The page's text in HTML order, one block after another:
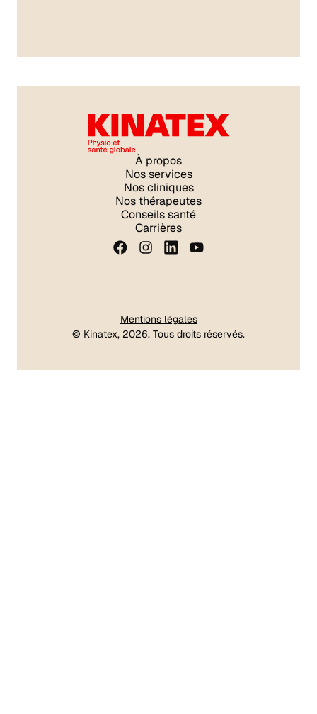
À propos
Nos services
Nos cliniques
Nos thérapeutes
Conseils santé
Carrières
Mentions légales
© Kinatex, 2026. Tous droits réservés.